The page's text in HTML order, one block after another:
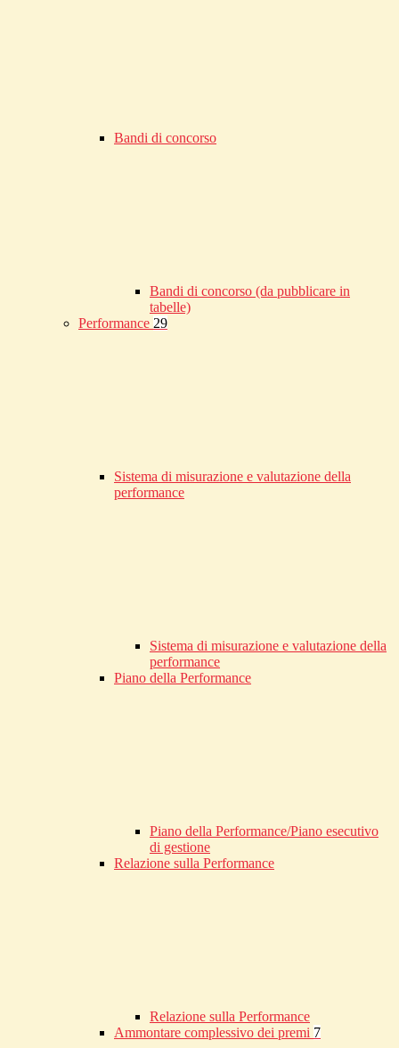
Bandi di concorso
Bandi di concorso (da pubblicare in
tabelle)
Performance 29
Sistema di misurazione e valutazione della
performance
Sistema di misurazione e valutazione della
performance
Piano della Performance
Piano della Performance/Piano esecutivo
di gestione
Relazione sulla Performance
Relazione sulla Performance
Ammontare complessivo dei premi 7